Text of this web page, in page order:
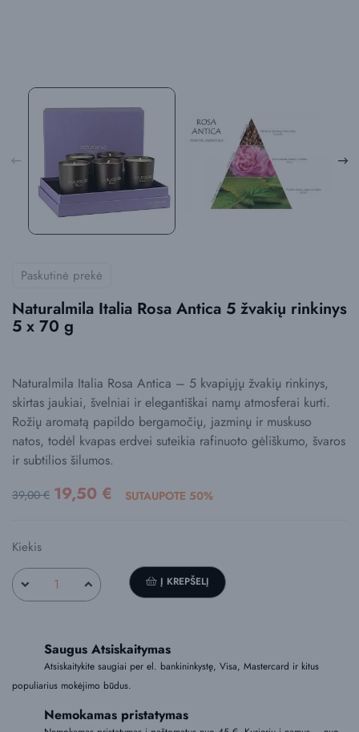
Paskutinė prekė
Naturalmila Italia Rosa Antica 5 žvakių rinkinys
5 x 70 g
Naturalmila Italia Rosa Antica – 5 kvapiųjų žvakių rinkinys,
skirtas jaukiai, švelniai ir elegantiškai namų atmosferai kurti.
Rožių aromatą papildo bergamočių, jazminų ir muskuso
natos, todėl kvapas erdvei suteikia rafinuoto gėliškumo, švaros
ir subtilios šilumos.
39,00 € 19,50 € SUTAUPOTE 50%
Kiekis
Į KREPŠELĮ
Saugus Atsiskaitymas
Atsiskaitykite saugiai per el. bankininkystę, Visa, Mastercard ir kitus
populiarius mokėjimo būdus.
Nemokamas pristatymas